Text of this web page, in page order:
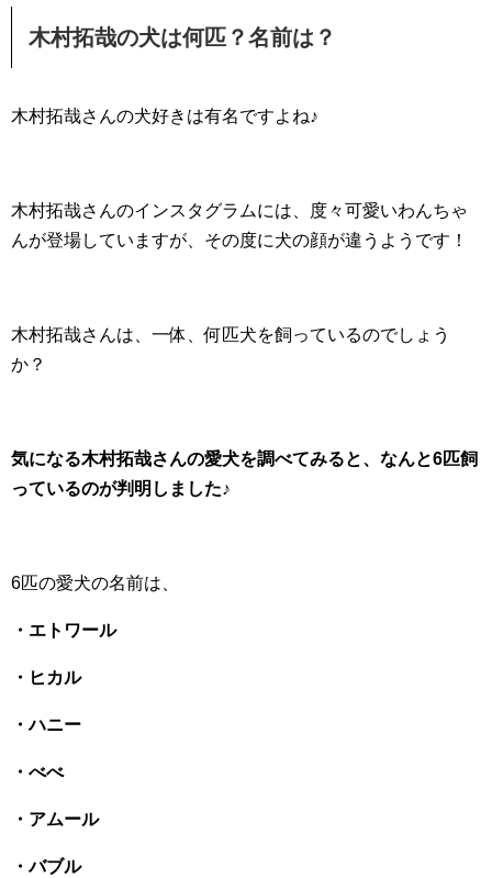
木村拓哉の犬は何匹？名前は？
木村拓哉さんの犬好きは有名ですよね♪
木村拓哉さんのインスタグラムには、度々可愛いわんちゃ
んが登場していますが、その度に犬の顔が違うようです！
木村拓哉さんは、一体、何匹犬を飼っているのでしょう
か？
気になる木村拓哉さんの愛犬を調べてみると、なんと6匹飼
っているのが判明しました♪
6匹の愛犬の名前は、
・エトワール
・ヒカル
・ハニー
・べべ
・アムール
・バブル